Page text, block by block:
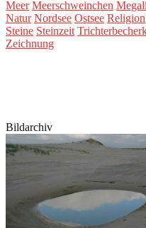
Meer Meerschweinchen
Natur Nordsee Ostsee Religion
Steine Steinzeit
Zeichnung
Bildarchiv